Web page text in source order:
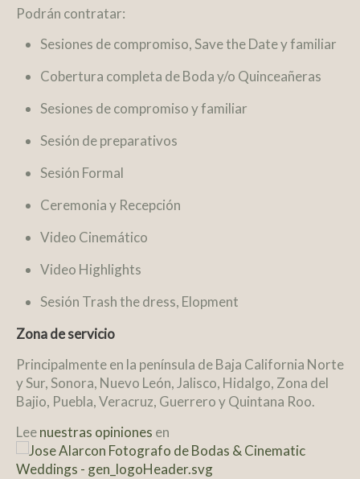
Podrán contratar:
Sesiones de compromiso,Save the Datey familiar
Cobertura completa de Boda y/o Quinceañeras
Sesiones de compromiso y familiar
Sesión de preparativos
Sesión Formal
Ceremonia y Recepción
Video Cinemático
Video Highlights
Sesión Trash the dress, Elopment
Zona de servicio
Principalmente en la península de Baja California Norte
y Sur, Sonora, Nuevo León, Jalisco, Hidalgo, Zona del
Bajio, Puebla, Veracruz, Guerrero y Quintana Roo.
Leenuestras opiniones en